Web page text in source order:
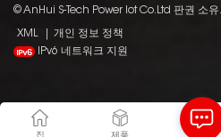
© AnHui S-Tech Power Iot Co.Ltd 판권 소유.
XML
개인 정보 정책
IPv6 네트워크 지원